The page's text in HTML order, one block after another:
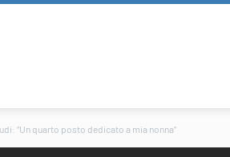
“Un quarto posto dedicato a mia nonna”